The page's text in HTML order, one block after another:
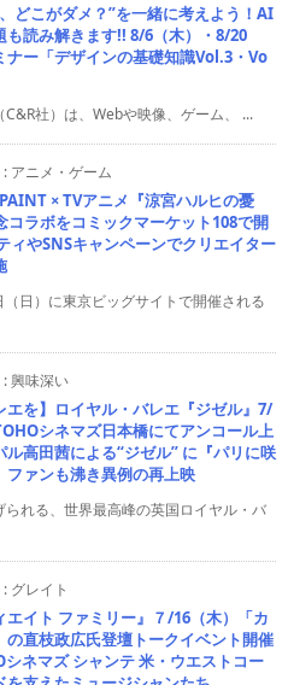
どこがダメ？”を一緒に考えよう！AI
も読み解きます!! 8/6（木）・8/20
ナー「デザインの基礎知識Vol.3・Vo
社）は、Webや映像、ゲーム、 ...
: アニメ・ゲーム
× TVアニメ『涼宮ハルヒの憂
コラボをコミックマーケット108で開
ィやSNSキャンペーンでクリエイター
日）に東京ビッグサイトで開催される
:興味深い
エを】ロイヤル・バレエ『ジゼル』7/
シネマズ日本橋にてアンコール上
ル高田茜による“ジゼル” に『パリに咲
ファンも沸き異例の再上映
れる、世界最高峰の英国ロイヤル・バ
: グレイト
エイト ファミリー』７/16（木）「カ
の直枝政広氏登壇トークイベント開催
ネマズ シャンテ 米・ウエストコー